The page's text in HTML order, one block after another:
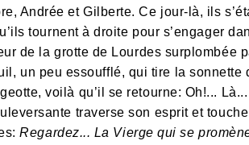
Andrée et Gilberte. Ce jour-là, ils
tournent à droite pour s’engager
de la grotte de Lourdes surplombée
un peu essoufflé, qui tire la sonnette
voilà qu’il se retourne: Oh!...
traverse son esprit et
Regardez... La Vierge qui se